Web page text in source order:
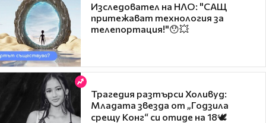
Изследовател на НЛО: "САЩ
притежават технология за
телепортация!"😯💥
Трагедия разтърси Холивуд:
Младата звезда от „Годзила
срещу Конг“ си отиде на 18🕊️